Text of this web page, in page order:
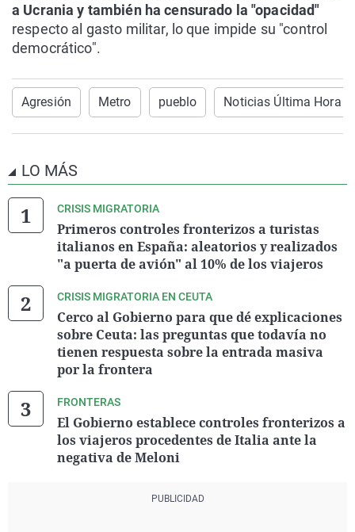
a Ucrania y también ha censurado la "opacidad"
respecto al gasto militar, lo que impide su "control
democrático".
Agresión Metro pueblo Noticias Última Hora
LO MÁS
CRISIS MIGRATORIA
Primeros controles fronterizos a turistas
italianos en España: aleatorios y realizados
"a puerta de avión" al 10% de los viajeros
CRISIS MIGRATORIA EN CEUTA
Cerco al Gobierno para que dé explicaciones
sobre Ceuta: las preguntas que todavía no
tienen respuesta sobre la entrada masiva
por la frontera
FRONTERAS
El Gobierno establece controles fronterizos a
los viajeros procedentes de Italia ante la
negativa de Meloni